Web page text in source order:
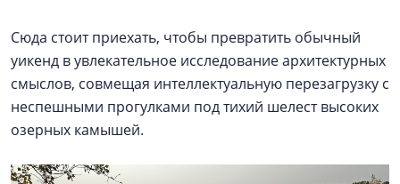
Сюда стоит приехать, чтобы превратить обычный
уикенд в увлекательное исследование архитектурных
смыслов, совмещая интеллектуальную перезагрузку с
неспешными прогулками под тихий шелест высоких
озерных камышей.